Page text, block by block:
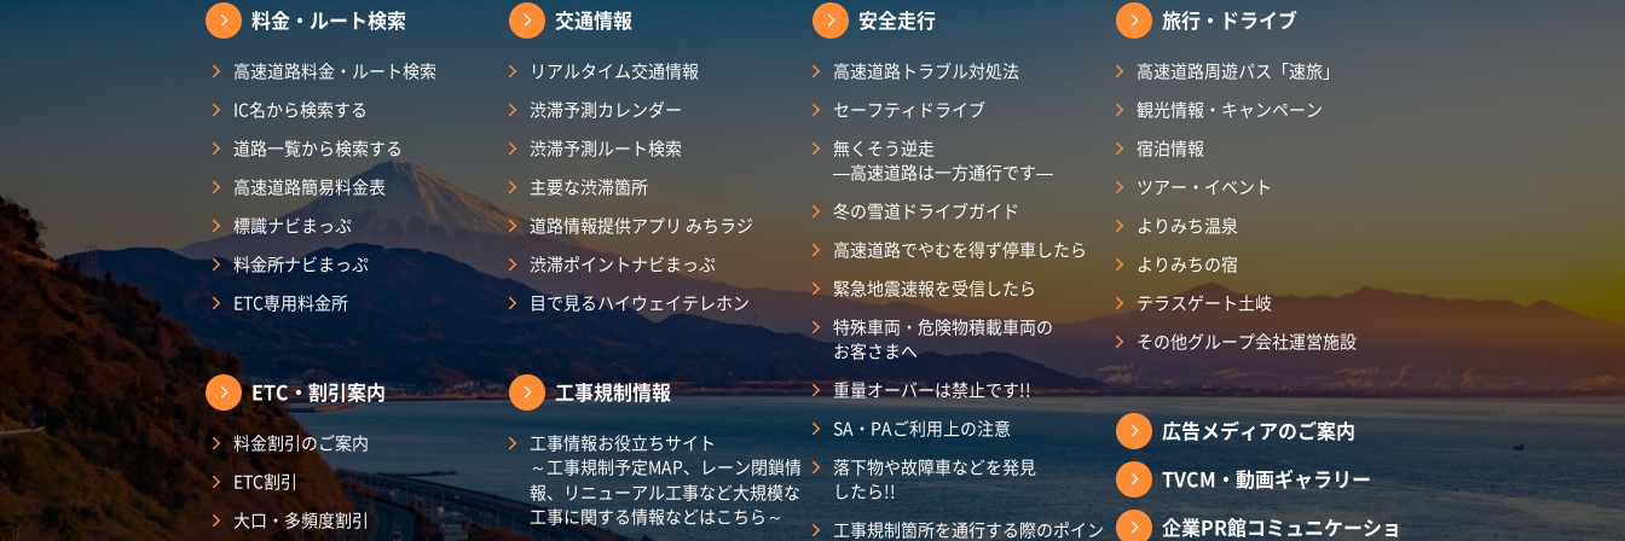
料金・ルート検索
高速道路料金・ルート検索
IC名から検索する
道路一覧から検索する
高速道路簡易料金表
標識ナビまっぷ
料金所ナビまっぷ
ETC専用料金所
ETC・割引案内
料金割引のご案内
ETC割引
大口・多頻度割引
交通情報
リアルタイム交通情報
渋滞予測カレンダー​
渋滞予測ルート検索
主要な渋滞箇所
道路情報提供アプリ みちラジ
渋滞ポイントナビまっぷ
目で見るハイウェイテレホン
工事規制情報
工事情報お役立ちサイト
～工事規制予定MAP、レーン閉鎖情
報、リニューアル工事など大規模な
工事に関する情報などはこちら～
安全走行
高速道路トラブル対処法
セーフティドライブ
無くそう逆走
―高速道路は一方通行です―
冬の雪道ドライブガイド
高速道路でやむを得ず停車したら
緊急地震速報を受信したら
特殊車両・危険物積載車両の
お客さまへ
重量オーバーは禁止です!!
SA・PAご利用上の注意
落下物や故障車などを発見
したら!!
工事規制箇所を通行する際のポイン
旅行・ドライブ
高速道路周遊パス「速旅」
観光情報・キャンペーン
宿泊情報
ツアー・イベント
よりみち温泉
よりみちの宿
テラスゲート土岐
その他グループ会社運営施設
広告メディアのご案内
TVCM・動画ギャラリー
企業PR館コミュニケーショ